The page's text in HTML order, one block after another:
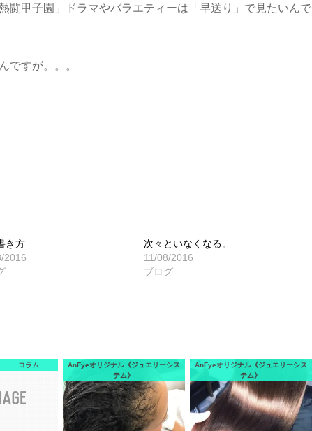
闘甲子園」ドラマやバラエティーは「早送り」で見たいんで
ですが。。。
き方
2016
次々といなくなる。
11/08/2016
ブログ
コラム
AnFyeオリジナル《ジュエリーシス
テム》
AnFyeオリジナル《ジュエリーシス
テム》